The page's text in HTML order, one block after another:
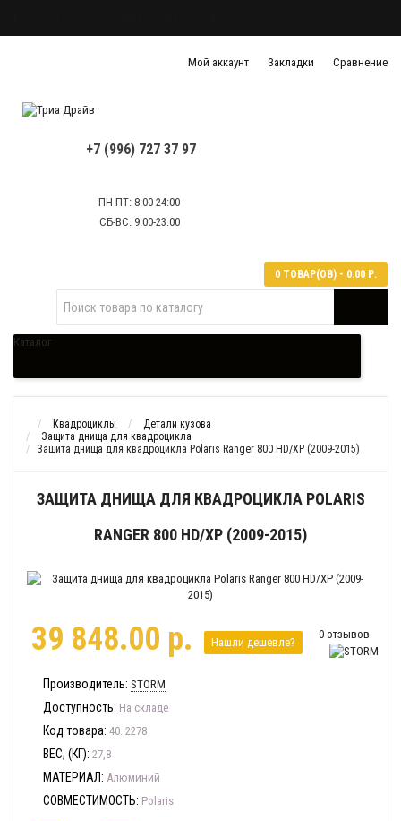
Мой аккаунт Закладки Сравнение
+7 (996) 727 37 97
ПН-ПТ: 8:00-24:00
СБ-ВС: 9:00-23:00
0 ТОВАР(ОВ) - 0.00 Р.
Каталог
Квадроциклы
Детали кузова
Защита днища для квадроцикла
Защита днища для квадроцикла Polaris Ranger 800 HD/XP (2009-2015)
ЗАЩИТА ДНИЩА ДЛЯ КВАДРОЦИКЛА POLARIS
RANGER 800 HD/XP (2009-2015)
0 отзывов
39 848.00 р. Нашли дешевле?
Производитель: STORM
Доступность: На складе
Код товара: 40. 2278
ВЕС, (КГ): 27,8
МАТЕРИАЛ: Алюминий
СОВМЕСТИМОСТЬ: Polaris